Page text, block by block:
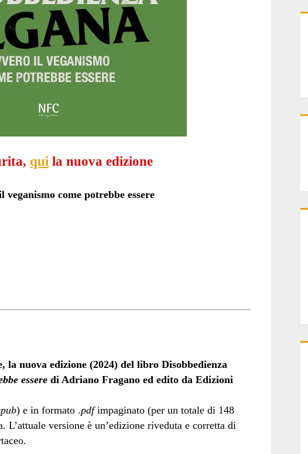
qui la nuova edizione
come potrebbe essere
nuova edizione (2024) del libro Disobbedienza
esseredi Adriano Fragano ed edito da Edizioni
) e in formato .pdfimpaginato (per un totale di 148
L’attuale versione è un’edizione riveduta e corretta di